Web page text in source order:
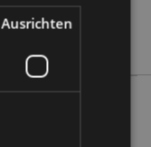
Ausrichten